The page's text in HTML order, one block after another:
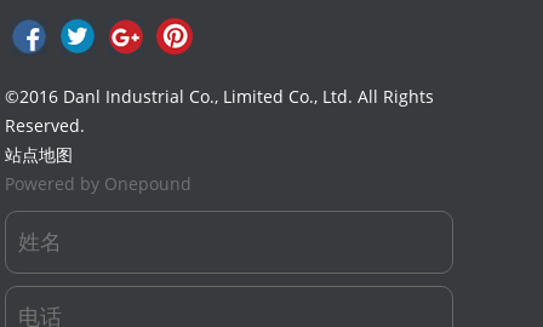
©2016 Danl Industrial Co., Limited Co., Ltd. All Rights
Reserved.
站点地图
Powered by Onepound